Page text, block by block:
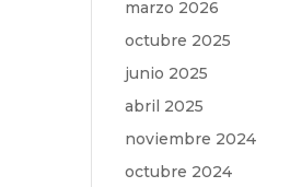
marzo 2026
octubre 2025
junio 2025
abril 2025
noviembre 2024
octubre 2024